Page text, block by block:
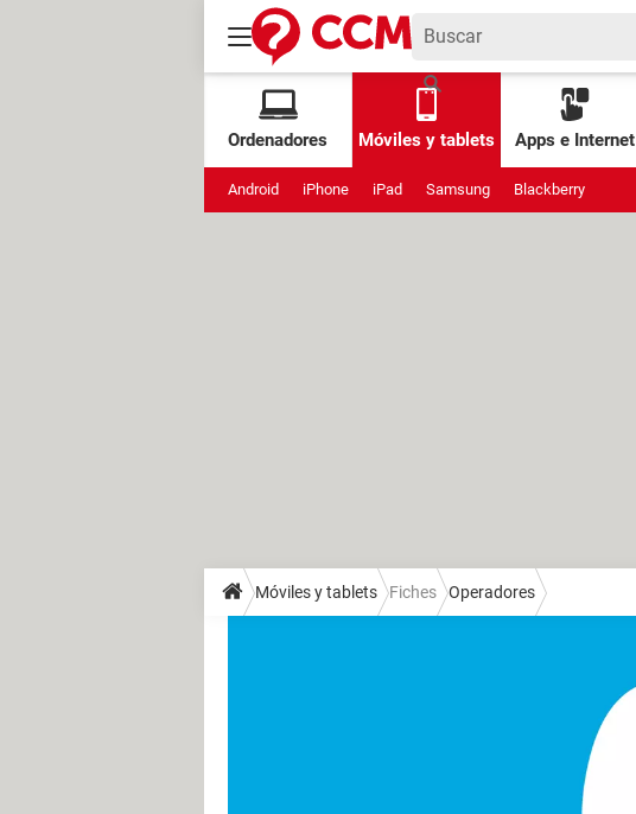
Ordenadores Móviles y tablets Apps e Internet
Android iPhone iPad Samsung Blackberry
Móviles y tablets Fiches Operadores